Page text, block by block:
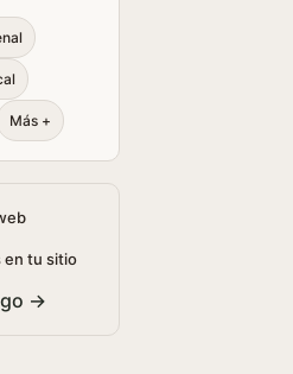
Más +
en tu sitio
→